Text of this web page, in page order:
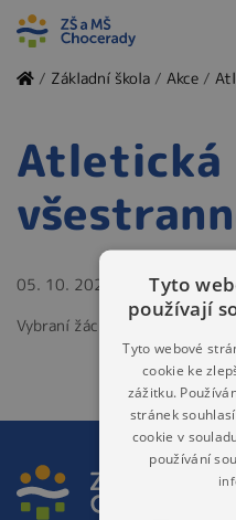
/ Základní škola / Akce /
Atletická
05. 10. 2023
Vybraní žáci 1. stupně
Tyto
používají
Tyto webové
cookie ke
zážitku.
stránek
cookie v
používání